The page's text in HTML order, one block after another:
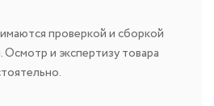
проверкой и сборкой
и экспертизу товара